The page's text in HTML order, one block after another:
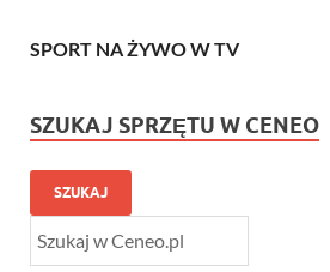
SPORT NA ŻYWO W TV
SZUKAJ SPRZĘTU W CENEO
SZUKAJ